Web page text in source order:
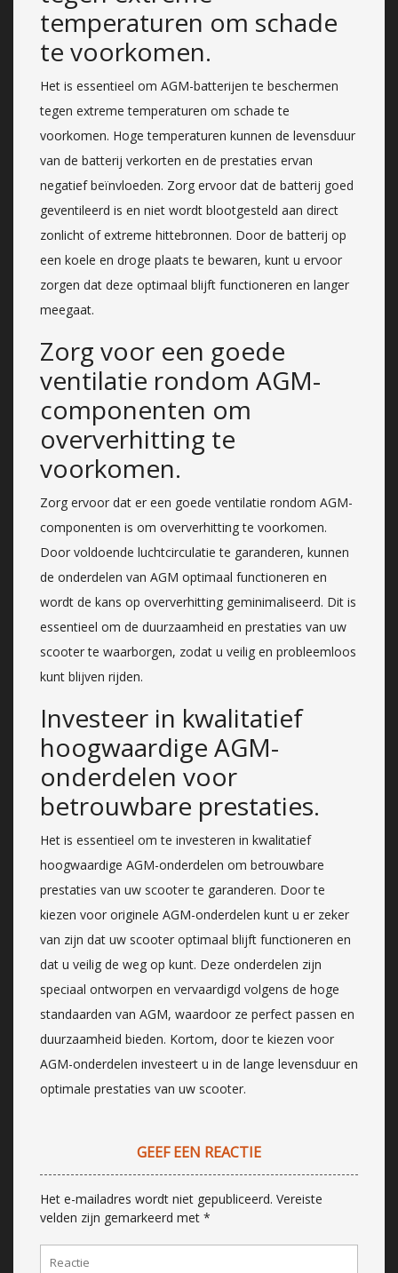
temperaturen om schade
te voorkomen.
Het is essentieel om AGM-batterijen te beschermen
tegen extreme temperaturen om schade te
voorkomen. Hoge temperaturen kunnen de levensduur
van de batterij verkorten en de prestaties ervan
negatief beïnvloeden. Zorg ervoor dat de batterij goed
geventileerd is en niet wordt blootgesteld aan direct
zonlicht of extreme hittebronnen. Door de batterij op
een koele en droge plaats te bewaren, kunt u ervoor
zorgen dat deze optimaal blijft functioneren en langer
meegaat.
Zorg voor een goede
ventilatie rondom AGM-
componenten om
oververhitting te
voorkomen.
Zorg ervoor dat er een goede ventilatie rondom AGM-
componenten is om oververhitting te voorkomen.
Door voldoende luchtcirculatie te garanderen, kunnen
de onderdelen van AGM optimaal functioneren en
wordt de kans op oververhitting geminimaliseerd. Dit is
essentieel om de duurzaamheid en prestaties van uw
scooter te waarborgen, zodat u veilig en probleemloos
kunt blijven rijden.
Investeer in kwalitatief
hoogwaardige AGM-
onderdelen voor
betrouwbare prestaties.
Het is essentieel om te investeren in kwalitatief
hoogwaardige AGM-onderdelen om betrouwbare
prestaties van uw scooter te garanderen. Door te
kiezen voor originele AGM-onderdelen kunt u er zeker
van zijn dat uw scooter optimaal blijft functioneren en
dat u veilig de weg op kunt. Deze onderdelen zijn
speciaal ontworpen en vervaardigd volgens de hoge
standaarden van AGM, waardoor ze perfect passen en
duurzaamheid bieden. Kortom, door te kiezen voor
AGM-onderdelen investeert u in de lange levensduur en
optimale prestaties van uw scooter.
GEEF EEN REACTIE
Het e-mailadres wordt niet gepubliceerd. Vereiste
velden zijn gemarkeerd met *